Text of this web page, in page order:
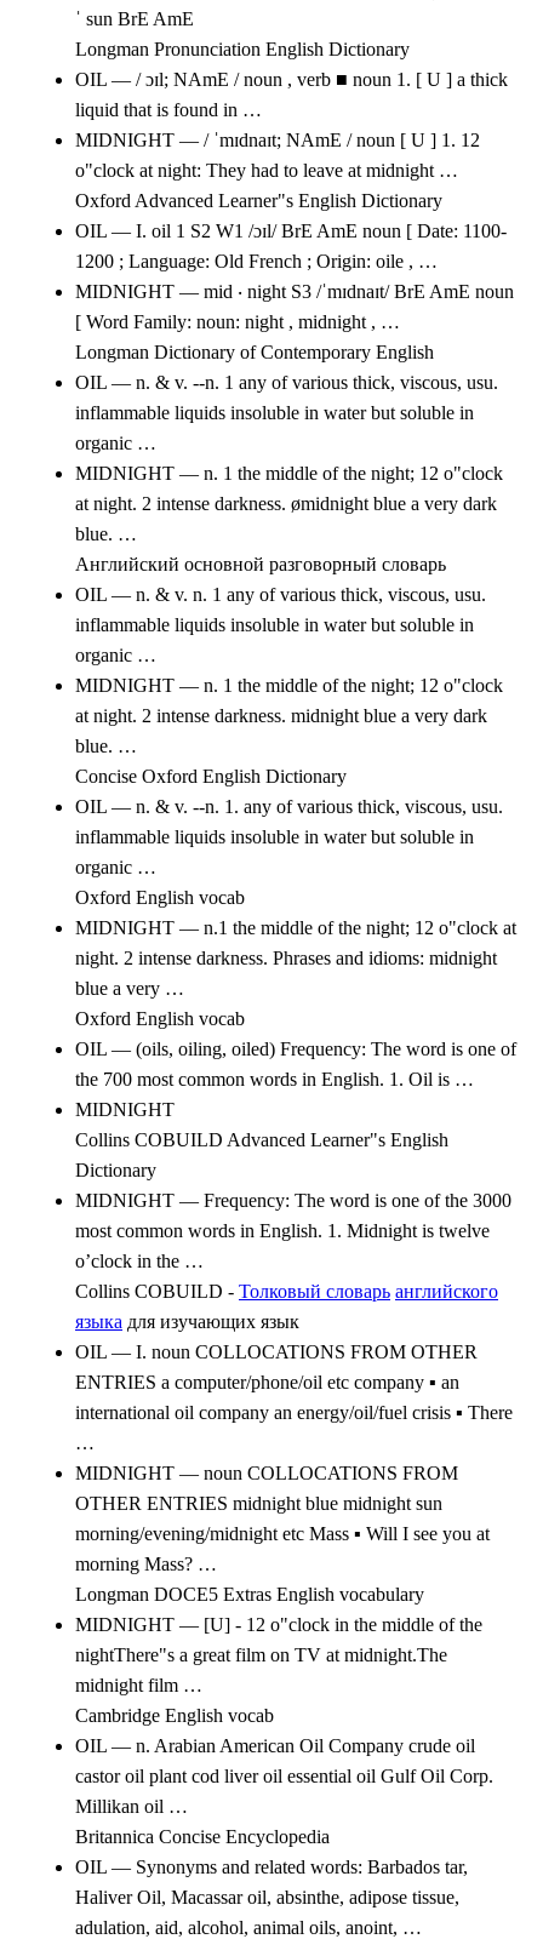
ˈ sun BrE AmE
Longman Pronunciation English Dictionary
OIL — / ɔɪl; NAmE / noun , verb ■ noun 1. [ U ] a thick
liquid that is found in …
MIDNIGHT — / ˈmɪdnaɪt; NAmE / noun [ U ] 1. 12
o"clock at night: They had to leave at midnight …
Oxford Advanced Learner"s English Dictionary
OIL — I. oil 1 S2 W1 /ɔɪl/ BrE AmE noun [ Date: 1100-
1200 ; Language: Old French ; Origin: oile , …
MIDNIGHT — mid ‧ night S3 /ˈmɪdnaɪt/ BrE AmE noun
[ Word Family: noun: night , midnight , …
Longman Dictionary of Contemporary English
OIL — n. & v. --n. 1 any of various thick, viscous, usu.
inflammable liquids insoluble in water but soluble in
organic …
MIDNIGHT — n. 1 the middle of the night; 12 o"clock
at night. 2 intense darkness. ømidnight blue a very dark
blue. …
Английский основной разговорный словарь
OIL — n. & v. n. 1 any of various thick, viscous, usu.
inflammable liquids insoluble in water but soluble in
organic …
MIDNIGHT — n. 1 the middle of the night; 12 o"clock
at night. 2 intense darkness. midnight blue a very dark
blue. …
Concise Oxford English Dictionary
OIL — n. & v. --n. 1. any of various thick, viscous, usu.
inflammable liquids insoluble in water but soluble in
organic …
Oxford English vocab
MIDNIGHT — n.1 the middle of the night; 12 o"clock at
night. 2 intense darkness. Phrases and idioms: midnight
blue a very …
Oxford English vocab
OIL — (oils, oiling, oiled) Frequency: The word is one of
the 700 most common words in English. 1. Oil is …
MIDNIGHT
Collins COBUILD Advanced Learner"s English
Dictionary
MIDNIGHT — Frequency: The word is one of the 3000
most common words in English. 1. Midnight is twelve
o’clock in the …
Collins COBUILD - Толковый словарь английского
языка для изучающих язык
OIL — I. noun COLLOCATIONS FROM OTHER
ENTRIES a computer/phone/oil etc company ▪ an
international oil company an energy/oil/fuel crisis ▪ There
…
MIDNIGHT — noun COLLOCATIONS FROM
OTHER ENTRIES midnight blue midnight sun
morning/evening/midnight etc Mass ▪ Will I see you at
morning Mass? …
Longman DOCE5 Extras English vocabulary
MIDNIGHT — [U] - 12 o"clock in the middle of the
nightThere"s a great film on TV at midnight.The
midnight film …
Cambridge English vocab
OIL — n. Arabian American Oil Company crude oil
castor oil plant cod liver oil essential oil Gulf Oil Corp.
Millikan oil …
Britannica Concise Encyclopedia
OIL — Synonyms and related words: Barbados tar,
Haliver Oil, Macassar oil, absinthe, adipose tissue,
adulation, aid, alcohol, animal oils, anoint, …